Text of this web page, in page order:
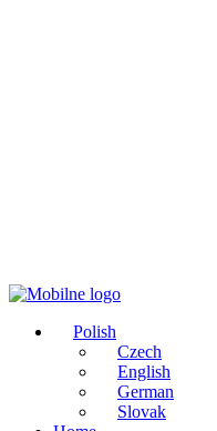
Polish
Czech
English
German
Slovak